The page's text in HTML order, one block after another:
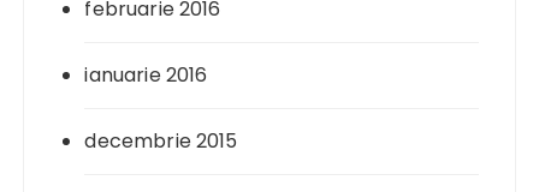
februarie 2016
ianuarie 2016
decembrie 2015